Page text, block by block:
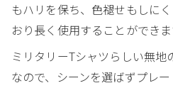
もハリを保ち、色褪せもしに
おり長く使用することができま
ミリタリーTシャツらしい無
なので、シーンを選ばずプレ